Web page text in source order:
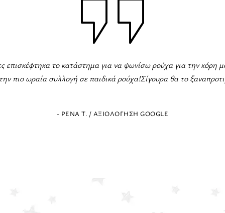
παιδικών ρούχων! Τρομερή ποικιλία για όλες τις
εξαιρετικό και πρόθυμο να εξυπηρετήσει!
- ΕΛΈΝΗ Ζ. / ΑΞΙΟΛΌΓΗΣΗ GOOGLE